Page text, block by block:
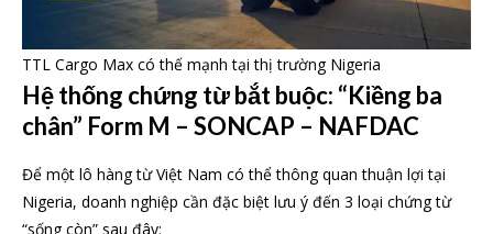
TTL Cargo Max có thế mạnh tại thị trường Nigeria
Hệ thống chứng từ bắt buộc: “Kiềng ba
chân” Form M – SONCAP – NAFDAC
Để một lô hàng từ Việt Nam có thể thông quan thuận lợi tại
Nigeria, doanh nghiệp cần đặc biệt lưu ý đến 3 loại chứng từ
“sống còn” sau đây: